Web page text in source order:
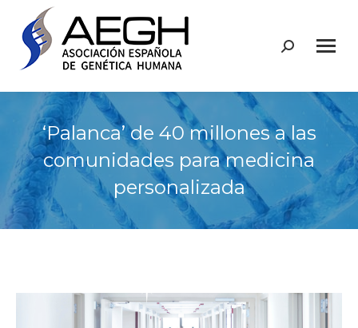
Buscar:
‘Palanca’ de 40 millones a las
comunidades para medicina
personalizada